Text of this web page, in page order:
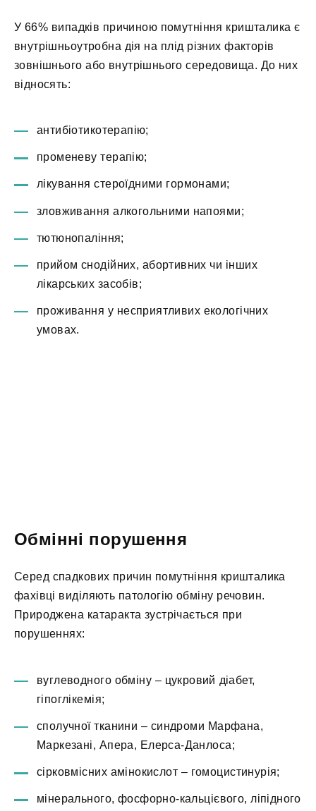
У 66% випадків причиною помутніння кришталика є
внутрішньоутробна дія на плід різних факторів
зовнішнього або внутрішнього середовища. До них
відносять:
антибіотикотерапію;
променеву терапію;
лікування стероїдними гормонами;
зловживання алкогольними напоями;
тютюнопаління;
прийом снодійних, абортивних чи інших
лікарських засобів;
проживання у несприятливих екологічних
умовах.
Обмінні порушення
Серед спадкових причин помутніння кришталика
фахівці виділяють патологію обміну речовин.
Природжена катаракта зустрічається при
порушеннях:
вуглеводного обміну – цукровий діабет,
гіпоглікемія;
сполучної тканини – синдроми Марфана,
Маркезані, Апера, Елерса-Данлоса;
сірковмісних амінокислот – гомоцистинурія;
мінерального, фосфорно-кальцієвого, ліпідного